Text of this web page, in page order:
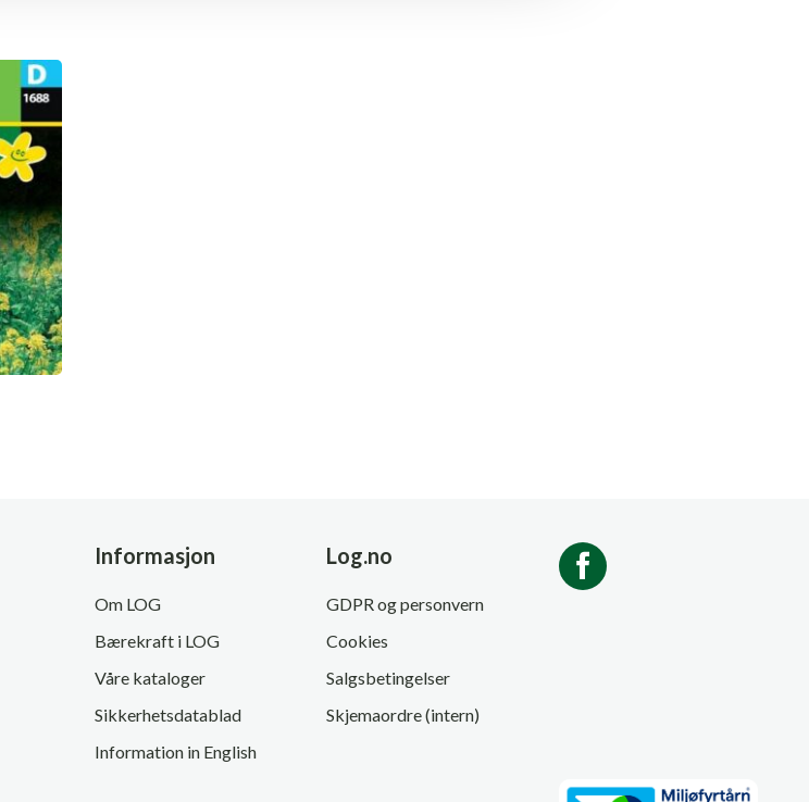
Informasjon
Om LOG
Bærekraft i LOG
Våre kataloger
Sikkerhetsdatablad
Information in English
Log.no
GDPR og personvern
Cookies
Salgsbetingelser
Skjemaordre (intern)